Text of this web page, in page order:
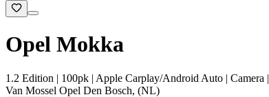
Opel Mokka
1.2 Edition | 100pk | Apple Carplay/Android Auto | Camera |
Van Mossel Opel Den Bosch, (NL)